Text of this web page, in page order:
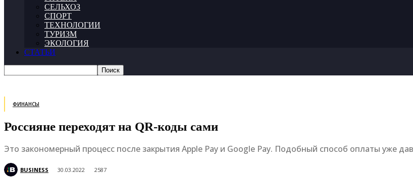
СЕЛЬХОЗ
СПОРТ
ТЕХНОЛОГИИ
ТУРИЗМ
ЭКОЛОГИЯ
СТАТЬИ
ФИНАНСЫ
Россияне переходят на QR-коды сами
Это закономерный процесс после закрытия Apple Pay и Google Pay. Подобный способ оплаты уже
BUSINESS 30.03.2022 2587